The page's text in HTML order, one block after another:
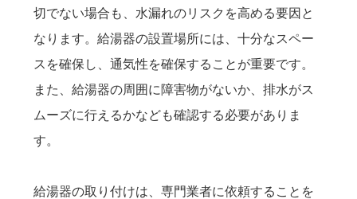
切でない場合も、水漏れのリスクを高める要因と
なります。給湯器の設置場所には、十分なスペー
スを確保し、通気性を確保することが重要です。
また、給湯器の周囲に障害物がないか、排水がス
ムーズに行えるかなども確認する必要がありま
す。
給湯器の取り付けは、専門業者に依頼することを